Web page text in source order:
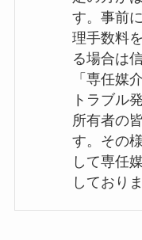
す。事前
理手数料
る場合は
「専任媒
トラブル
所有者の
す。その
して専任
しておりま